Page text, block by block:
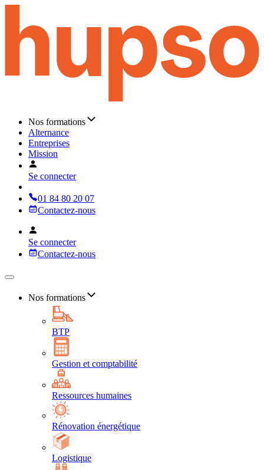
Nos formations
Alternance
Entreprises
Mission
Se connecter
01 84 80 20 07
Contactez-nous
Se connecter
Contactez-nous
Nos formations
BTP
Gestion et comptabilité
Ressources humaines
Rénovation énergétique
Logistique